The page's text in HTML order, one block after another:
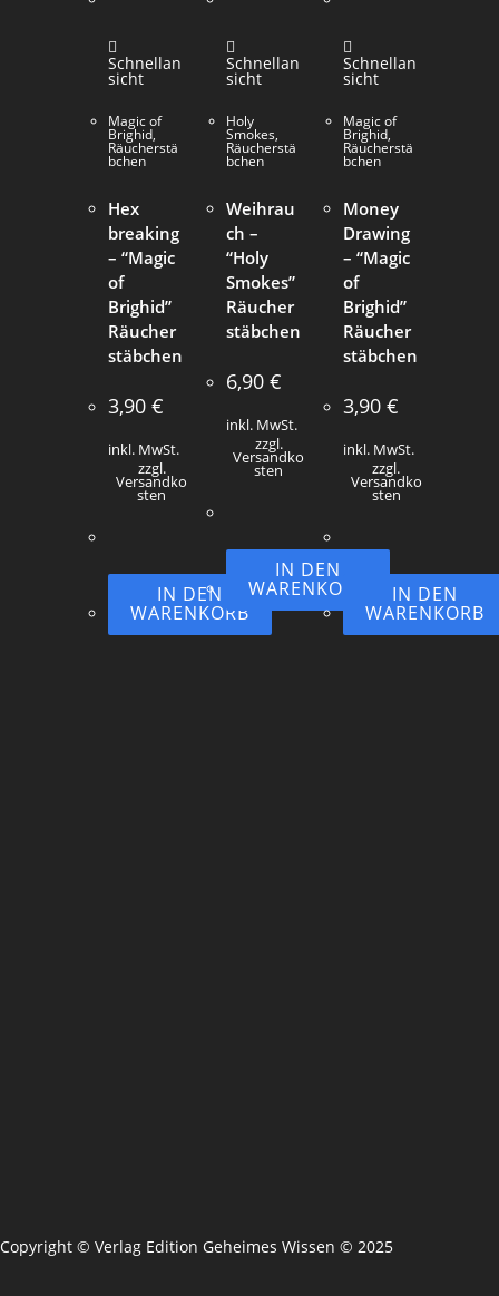
Schnellan
sicht
Magic of
Brighid,
Räucherstä
bchen
Hex
breaking
– “Magic
of
Brighid”
Räucher
stäbchen
3,90€
inkl. MwSt.
zzgl.
Versandko
sten
IN DEN
WARENKORB
Schnellan
sicht
Holy
Smokes,
Räucherstä
bchen
Weihrau
ch –
“Holy
Smokes”
Räucher
stäbchen
6,90 €
inkl. MwSt.
zzgl.
Versandko
sten
IN DEN
WARENKORB
Schnellan
sicht
Magic of
Brighid,
Räucherstä
bchen
Money
Drawing
– “Magic
of
Brighid”
Räucher
stäbchen
3,90 €
inkl. MwSt.
zzgl.
Versandko
sten
IN DEN
WARENKORB
Copyright © Verlag Edition Geheimes Wissen © 2025